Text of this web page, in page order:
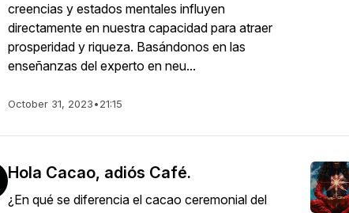
creencias y estados mentales influyen
directamente en nuestra capacidad para atraer
prosperidad y riqueza. Basándonos en las
enseñanzas del experto en neu...
October 31, 2023•21:15
Hola Cacao, adiós Café.
¿En qué se diferencia el cacao ceremonial del